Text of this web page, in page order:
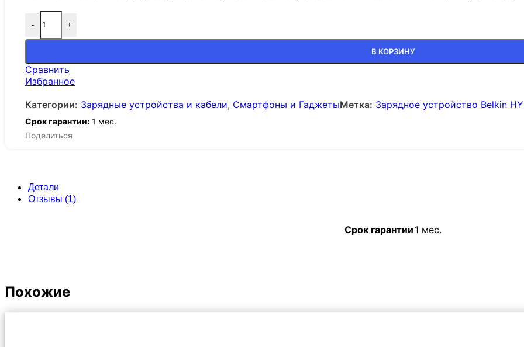
- +
В КОРЗИНУ
Сравнить
Избранное
Категории: Зарядные устройства и кабели, Смартфоны и ГаджетыМетка: Зарядное устройство Belkin
Срок гарантии: 1 мес.
Поделиться
Детали
Отзывы (1)
Срок гарантии 1 мес.
Похожие